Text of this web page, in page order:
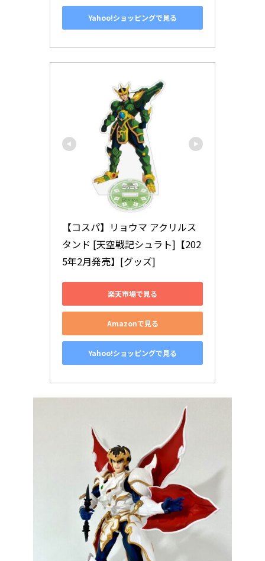
Yahoo!ショッピングで見る
【コスパ】リョウマ アクリルス
タンド [天空戦記シュラト]【202
5年2月発売】[グッズ]
楽天市場で見る
Amazonで見る
Yahoo!ショッピングで見る